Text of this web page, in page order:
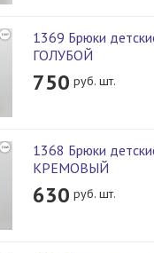
1369 Брюки
ГОЛУБОЙ
750 руб. шт.
1368 Брюки
КРЕМОВЫЙ
630 руб. шт.